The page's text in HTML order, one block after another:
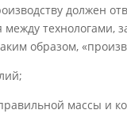
должен
между технологами,
образом,
массы и